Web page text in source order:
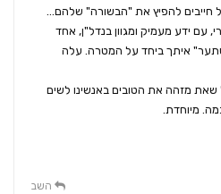
חייבים להפיץ את "הבשורה" שלהם…
עם ידע מעמיק ומגוון בנדל"ן, אחד
איתך ביחד על המטרה. עלה
שאת מזהה את הטובים באנשינו לשים
מיוחדת.
השב